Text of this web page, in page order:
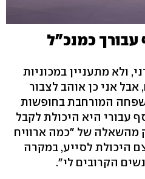
כמנכ"ל
ולא מתעניין במכוניות
אני כן אוהב לצבור
המורחבת בחופשות
עבורי היא היכולת לקבל
מהשאלה של "כמה ארוויח
היכולת לסייע, במקרה
הקרובים לי".